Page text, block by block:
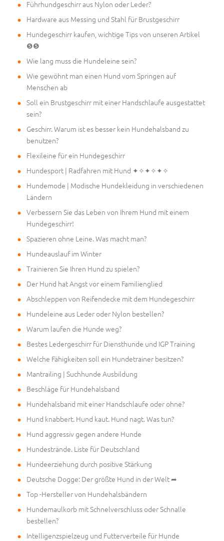
Führhundgeschirr aus Nylon oder Leder?
Hardware aus Messing und Stahl für Brustgeschirr
Hundegeschirr kaufen, wichtige Tips von unseren Artikel
❺❺
Wie lang muss die Hundeleine sein?
Wie gewöhnt man einen Hund vom Springen auf
Menschen ab
Soll ein Brustgeschirr mit einer Handschlaufe ausgestattet
sein?
Geschirr. Warum ist es besser kein Hundehalsband zu
benutzen?
Flexileine für ein Hundegeschirr
Hundesport | Radfahren mit Hund ✦✧✦✧✦✧
Hundemode | Modische Hundekleidung in verschiedenen
Ländern
Verbessern Sie das Leben von Ihrem Hund mit einem
Hundegeschirr!
Spazieren ohne Leine. Was macht man?
Hundeauslauf im Winter
Trainieren Sie Ihren Hund zu spielen?
Der Hund hat Angst vor einem Familienglied
Abschleppen von Reifendecke mit dem Hundegeschirr
Hundeleine aus Leder oder Nylon bestellen?
Warum laufen die Hunde weg?
Bestes Ledergeschirr für Diensthunde und IGP Training
Welche Fähigkeiten soll ein Hundetrainer besitzen?
Mantrailing | Suchhunde Ausbildung
Beschläge für Hundehalsband
Hundehalsband mit einer Handschlaufe oder ohne?
Hund knabbert. Hund kaut. Hund nagt. Was tun?
Hund aggressiv gegen andere Hunde
Hundestrände. Liste für Deutschland
Hundeerziehung durch positive Stärkung
Deutsche Dogge: Der größte Hund in der Welt ➦
Top -Hersteller von Hundehalsbändern
Hundemaulkorb mit Schnelverschluss oder Schnalle
bestellen?
Intelligenzspielzeug und Futterverteile für Hunde